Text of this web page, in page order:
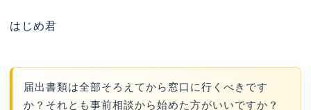
はじめ君
届出書類は全部そろえてから窓口に行くべきです
か？それとも事前相談から始めた方がいいですか？